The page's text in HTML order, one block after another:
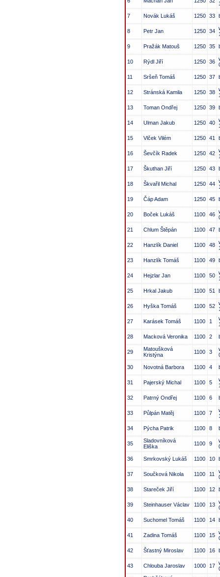
7 Novák Lukáš 1250 33
8 Petr Jan 1250 34
9 Pražák Matouš 1250 35
10 Rýdl Jiří 1250 36
11 Sršeň Tomáš 1250 37
12 Stránská Kamila 1250 38
13 Toman Ondřej 1250 39
14 Ulman Jakub 1250 40
15 Vlček Vilém 1250 41
16 Ševčík Radek 1250 42
17 Škuthan Jiří 1250 43
18 Škvařil Michal 1250 44
19 Čáp Adam 1250 45
20 Boček Lukáš 1100 46
21 Chlum Štěpán 1100 47
22 Hanzlík Daniel 1100 48
23 Hanzlík Tomáš 1100 49
24 Hejzlar Jan 1100 50
25 Hrkal Jakub 1100 51
26 Hyška Tomáš 1100 52
27 Karásek Tomáš 1100 1
28 Macková Veronika 1100 2
29
Matoušková
Kristýna
1100 3
30 Novotná Barbora 1100 4
31 Pajerský Michal 1100 5
32 Patrný Ondřej 1100 6
33 Půlpán Matěj 1100 7
34 Pýcha Patrik 1100 8
35
Sladovníková
Eliška
1100 9
36 Smrkovský Lukáš 1100 10
37 Součková Nikola 1100 11
38 Stareček Jiří 1100 12
39 Steinhauser Václav 1100 13
40 Suchomel Tomáš 1100 14
41 Zadina Tomáš 1100 15
42 Šťastný Miroslav 1100 16
43 Chlouba Jaroslav 1000 17